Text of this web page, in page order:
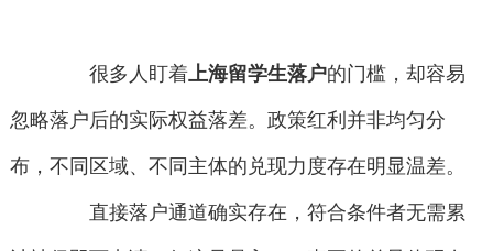
很多人盯着上海留学生落户的门槛，却容易
忽略落户后的实际权益落差。政策红利并非均匀分
布，不同区域、不同主体的兑现力度存在明显温差。
直接落户通道确实存在，符合条件者无需累